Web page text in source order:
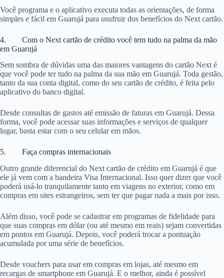
Você programa e o aplicativo executa todas as orientações, de forma
simples e fácil em Guarujá para usufruir dos benefícios do Next cartão.
4. Com o Next cartão de crédito você tem tudo na palma da mão
em Guarujá
Sem sombra de dúvidas uma das maiores vantagens do cartão Next é
que você pode ter tudo na palma da sua mão em Guarujá. Toda gestão,
tanto da sua conta digital, como do seu cartão de crédito, é feita pelo
aplicativo do banco digital.
Desde consultas de gastos até emissão de faturas em Guarujá. Dessa
forma, você pode acessar suas informações e serviços de qualquer
lugar, basta estar com o seu celular em mãos.
5. Faça compras internacionais
Outro grande diferencial do Next cartão de crédito em Guarujá é que
ele já vem com a bandeira Visa Internacional. Isso quer dizer que você
poderá usá-lo tranquilamente tanto em viagens no exterior, como em
compras em sites estrangeiros, sem ter que pagar nada a mais por isso.
Além disso, você pode se cadastrar em programas de fidelidade para
que suas compras em dólar (ou até mesmo em reais) sejam convertidas
em pontos em Guarujá. Depois, você poderá trocar a pontuação
acumulada por uma série de benefícios.
Desde vouchers para usar em compras em lojas, até mesmo em
recargas de smartphone em Guarujá. E o melhor, ainda é possível